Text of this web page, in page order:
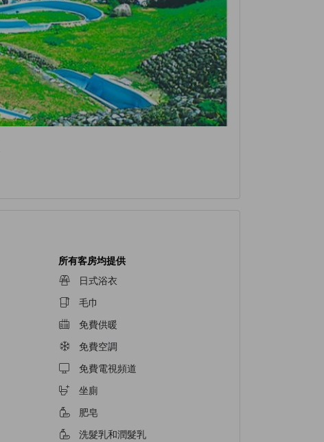
所有客房均提供
日式浴衣
毛巾
免費供暖
免費空調
免費電視頻道
坐廁
肥皂
洗髮乳和潤髮乳